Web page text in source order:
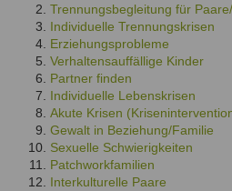
Trennungsbegleitung für
Individuelle Trennungskrisen
Erziehungsprobleme
Verhaltensauffällige Kinder
Partner finden
Individuelle Lebenskrisen
Akute Krisen
Gewalt in Beziehung/Familie
Sexuelle Schwierigkeiten
Patchworkfamilien
Interkulturelle Paare